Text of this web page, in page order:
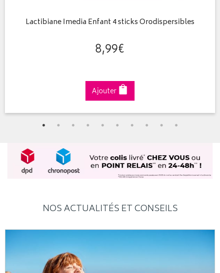
Lactibiane Imedia Enfant 4 sticks Orodispersibles
8,99€
Ajouter
NOS ACTUALITÉS ET CONSEILS